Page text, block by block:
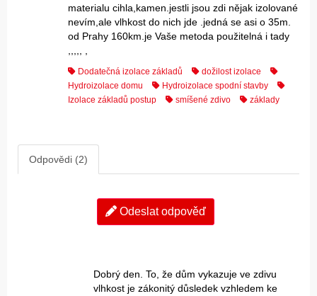
materialu cihla,kamen.jestli jsou zdi nějak izolované
nevím,ale vlhkost do nich jde .jedná se asi o 35m.
od Prahy 160km.je Vaše metoda použitelná i tady
Dodatečná izolace základů
dožilost izolace
Hydroizolace domu
Hydroizolace spodní stavby
Izolace základů postup
smíšené zdivo základy
Odpovědi (2)
Odeslat odpověď
Dobrý den. To, že dům vykazuje ve zdivu
vlhkost je zákonitý důsledek vzhledem ke